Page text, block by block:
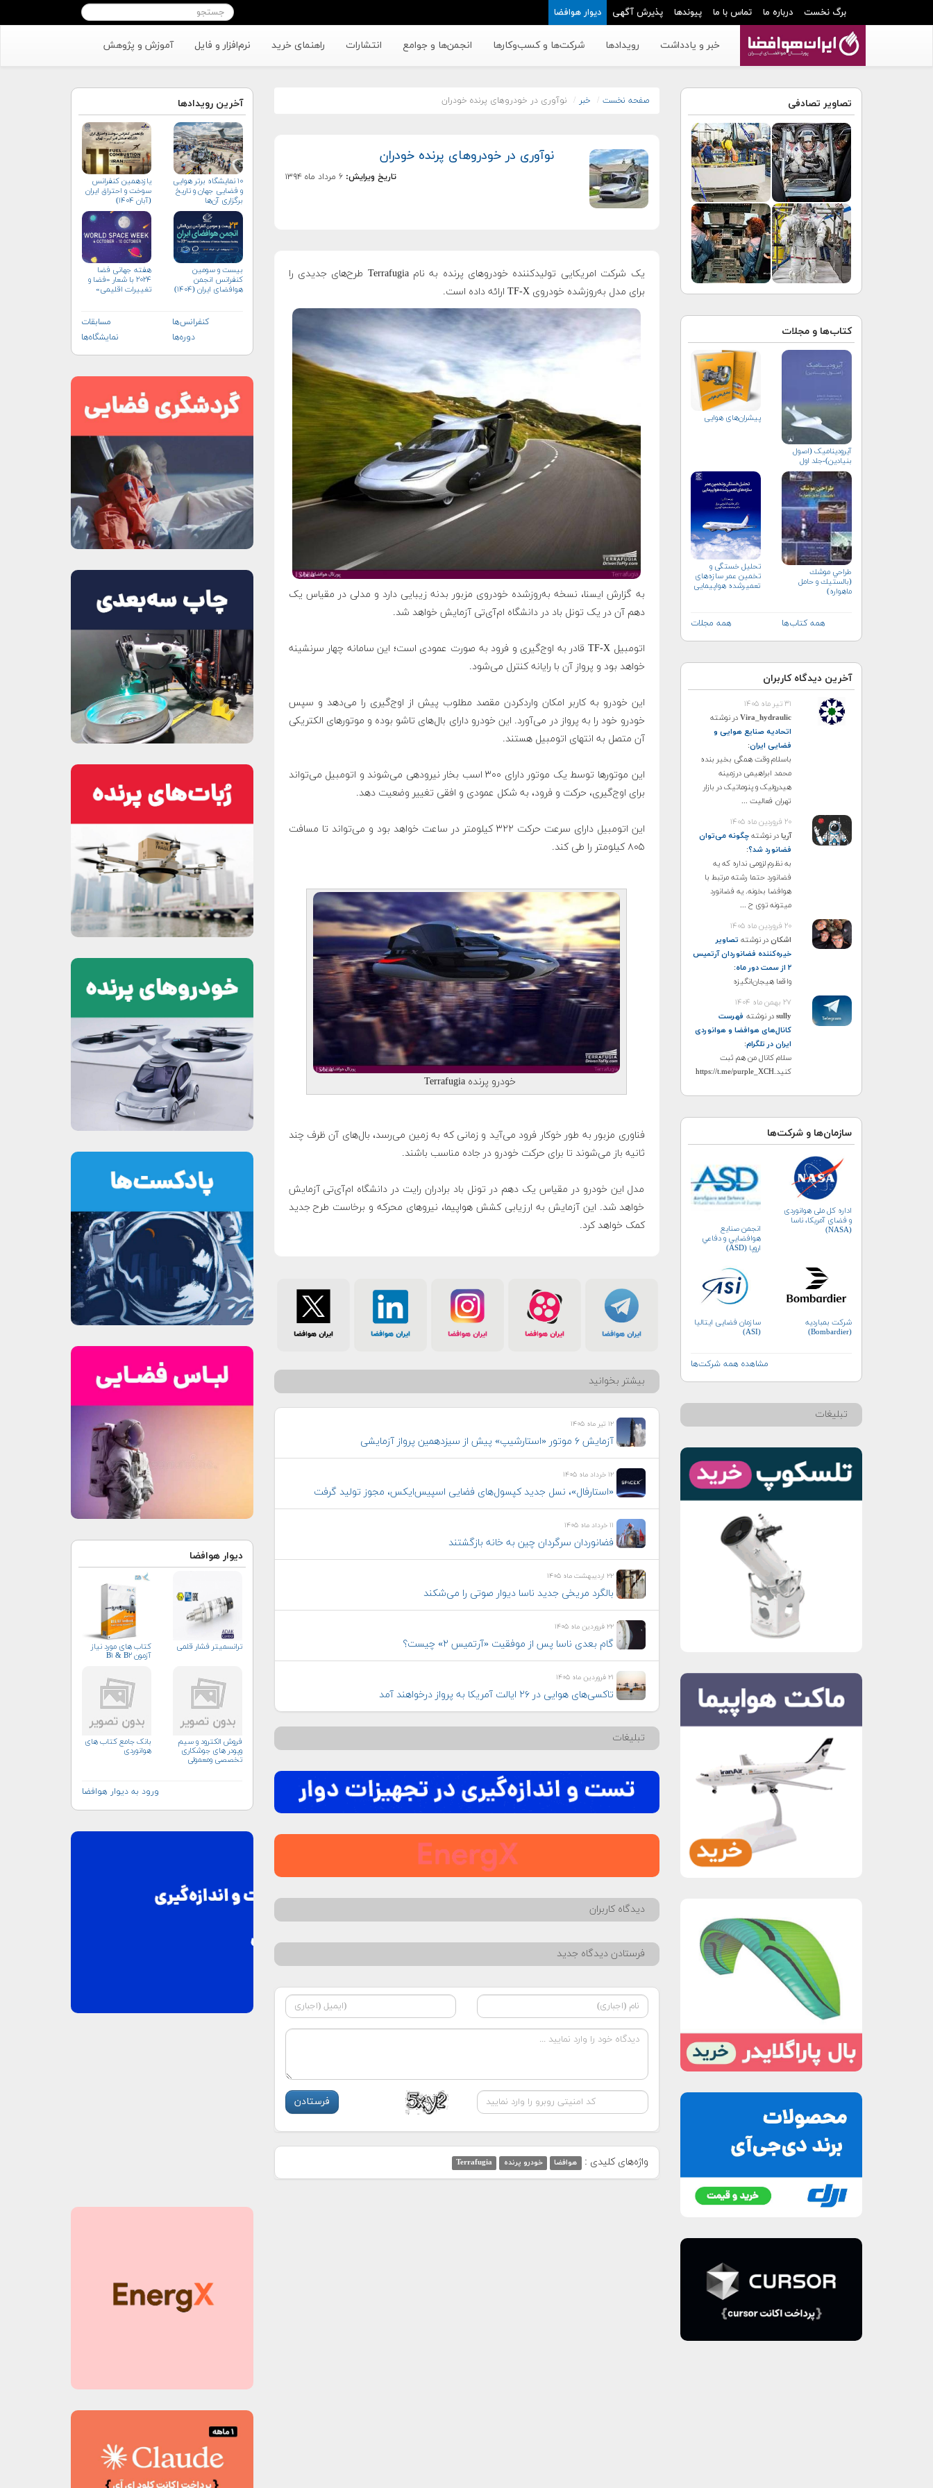
برگ نخست درباره ما تماس با ما پیوندها پذیرش آگهی دیوار هوافضا
خبر و یادداشت رویدادها شرکت‌ها و کسب‌وکار‌ها انجمن‌ها و جوامع انتشارات راهنمای خرید نرم‌افزار و فایل آموزش و پژوهش
تصاویر تصادفی
کتاب‌ها و مجلات
آیرودینامیک (اصول
بنیادین)-جلد اول
پیشران‌های هوایی
طراحي موشك
(بالستيك و حامل
ماهواره)
تحلیل خستگی و
تخمین عمر سازه‌های
تعمیرشده هواپیمایی
همه کتاب‌ها همه مجلات
آخرین دیدگاه کاربران
۳۱ تیر ماه ۱۴۰۵
Vira_hydraulicدر نوشته
اتحادیه صنایع هوایی و
فضایی ایران:
باسلام وقت همگی بخیر بنده
محمد ابراهیمی درزمینه
هیدرولیک و پنوماتیک در بازار
تهران فعالیت ...
۲۰ فروردین ماه ۱۴۰۵
آریادر نوشتهچگونه می‌توان
فضانورد شد؟:
به نظرم لزومی نداره که یه
فضانورد حتما رشته مرتبط با
هوافضا بخونه. یه فضانورد
میتونه توی ح ...
۲۰ فروردین ماه ۱۴۰۵
اشکاندر نوشته تصاویر
خیره‌کننده فضانوردان آرتمیس
۲ از سمت دور ماه
:
واقعا هیجان‌انگیزه
۲۷ بهمن ماه ۱۴۰۴
sullyدر نوشته فهرست
کانال‌های هوافضا و هوانوردی
ایران در تلگرام:
سلام کانال من هم ثبت
کنید.https://t.me/purple_XCH
سازمان‌ها و شرکت‌ها
اداره کل ملی هوانوردی
و فضای آمریکا، ناسا
(NASA)
انجمن صنايع
هوافضايي و دفاعي
اروپا (ASD)
شرکت بمباردیه
(Bombardier)
سازمان فضایی ایتالیا
(ASI)
مشاهده همه شرکت‌ها
تبلیغات
صفحه نخست خبر نوآوری در خودروهای پرنده خودران
نوآوری در خودروهای پرنده خودران
تاریخ ویرایش:۶ مرداد ماه ۱۳۹۴
یک شرکت امریکایی تولیدکننده خودروهای پرنده به نام Terrafugia طرح‌های جدیدی را
برای مدل به‌روزشده خودروی TF-X ارائه داده است.
به گزارش ایسنا، نسخه به‌روزشده خودروی مزبور بدنه زیبایی دارد و مدلی در مقیاس یک
دهم آن در یک تونل باد در دانشگاه ام‌آی‌تی آزمایش خواهد شد.
اتومبیل TF-X قادر به اوج‌گیری و فرود به صورت عمودی است؛ این سامانه چهار سرنشینه
خواهد بود و پرواز آن با رایانه کنترل می‌شود.
این خودرو به کاربر امکان واردکردن مقصد مطلوب پیش از اوج‌گیری را می‌دهد و سپس
خودرو خود را به پرواز در می‌آورد. این خودرو دارای بال‌های تاشو بوده و موتورهای الکتریکی
آن متصل به انتهای اتومبیل هستند.
این موتورها توسط یک موتور دارای ۳۰۰ اسب بخار نیرودهی می‌شوند و اتومبیل می‌تواند
برای اوج‌گیری، حرکت و فرود، به شکل عمودی و افقی تغییر وضعیت دهد.
این اتومبیل دارای سرعت حرکت ۳۲۲ کیلومتر در ساعت خواهد بود و می‌تواند تا مسافت
۸۰۵ کیلومتر را طی کند.
خودرو پرنده Terrafugia
فناوری مزبور به طور خوکار فرود می‌آید و زمانی که به زمین می‌رسد، بال‌های آن ظرف چند
ثانیه باز می‌شوند تا برای حرکت خودرو در جاده مناسب باشند.
مدل این خودرو در مقیاس یک دهم در تونل باد برادران رایت در دانشگاه ام‌آی‌تی آزمایش
خواهد شد. این آزمایش به ارزیابی کشش هواپیما، نیروهای محرکه و برخاست طرح جدید
کمک خواهد کرد.
بیشتر بخوانید
۱۲ تیر ماه ۱۴۰۵
آزمایش ۶ موتور «استارشیپ» پیش از سیزدهمین پرواز آزمایشی
۱۲ خرداد ماه ۱۴۰۵
«استارفال»، نسل جدید کپسول‌های فضایی اسپیس‌ایکس، مجوز تولید گرفت
۱۱ خرداد ماه ۱۴۰۵
فضانوردان سرگردان چین به خانه بازگشتند
۲۲ اردیبهشت ماه ۱۴۰۵
بالگرد مریخی جدید ناسا دیوار صوتی را می‌شکند
۲۲ فروردین ماه ۱۴۰۵
گام بعدی ناسا پس از موفقیت «آرتمیس ۲» چیست؟
۲۱ فروردین ماه ۱۴۰۵
تاکسی‌های هوایی در ۲۶ ایالت آمریکا به پرواز درخواهند آمد
تبلیغات
دیدگاه کاربران
فرستادن دیدگاه جدید
واژه‌های کلیدی : هوافضا خودرو پرنده Terrafugia
آخرین رویدادها
۱۰ نمایشگاه برتر هوایی
و فضایی جهان و تاریخ
برگزاری آن‌ها
یازدهمین کنفرانس
سوخت و احتراق ایران
(آبان‌ ۱۴۰۴)
بیست و سومین
کنفرانس انجمن
هوافضای ايران (۱۴۰۴)
هفته جهانی فضا
۲۰۲۴ با شعار «فضا و
تغییرات اقلیمی»
کنفرانس‌ها
مسابقات
دوره‌ها
نمایشگاه‌ها
دیوار هوافضا
ترانسمیتر فشار قلمی
کتاب های مورد نیاز
آزمون B۱ & B۲
فروش الکترود و سیم
وپودر های جوشکاری
تخصصی ومعمولی
بانک جامع کتاب های
هوانوردی
ورود به دیوار هوافضا